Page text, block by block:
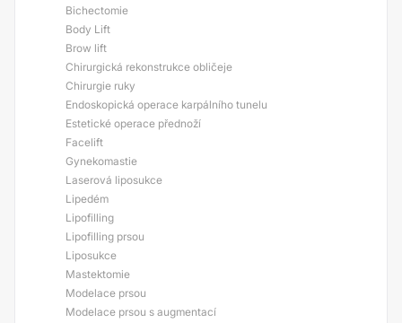
Bichectomie
Body Lift
Brow lift
Chirurgická rekonstrukce obličeje
Chirurgie ruky
Endoskopická operace karpálního tunelu
Estetické operace přednoží
Facelift
Gynekomastie
Laserová liposukce
Lipedém
Lipofilling
Lipofilling prsou
Liposukce
Mastektomie
Modelace prsou
Modelace prsou s augmentací